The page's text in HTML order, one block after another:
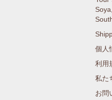
個人
利用
私た
お問